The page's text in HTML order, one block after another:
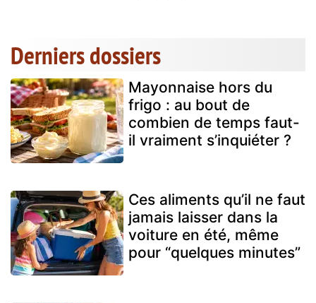
Derniers dossiers
Mayonnaise hors du
frigo : au bout de
combien de temps faut-
il vraiment s’inquiéter ?
Ces aliments qu’il ne faut
jamais laisser dans la
voiture en été, même
pour “quelques minutes”